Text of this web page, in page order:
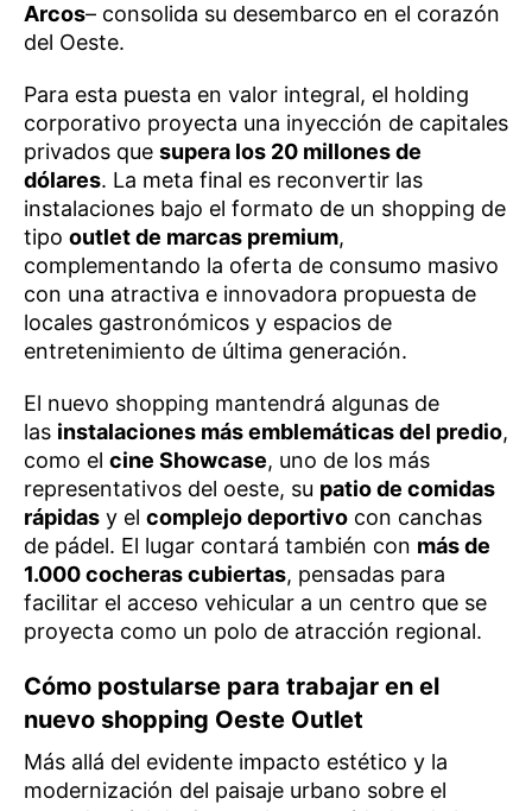
Arcos– consolida su desembarco en el corazón
del Oeste.
Para esta puesta en valor integral, el holding
corporativo proyecta una inyección de capitales
privados que supera los 20 millones de
dólares. La meta final es reconvertir las
instalaciones bajo el formato de un shopping de
tipo outlet de marcas premium,
complementando la oferta de consumo masivo
con una atractiva e innovadora propuesta de
locales gastronómicos y espacios de
entretenimiento de última generación.
El nuevo shopping mantendrá algunas de
las instalaciones más emblemáticas del predio,
como el cine Showcase, uno de los más
representativos del oeste, su patio de comidas
rápidas y el complejo deportivo con canchas
de pádel. El lugar contará también con más de
1.000 cocheras cubiertas, pensadas para
facilitar el acceso vehicular a un centro que se
proyecta como un polo de atracción regional.
Cómo postularse para trabajar en el
nuevo shopping Oeste Outlet
Más allá del evidente impacto estético y la
modernización del paisaje urbano sobre el